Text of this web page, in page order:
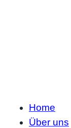
Home
Über uns